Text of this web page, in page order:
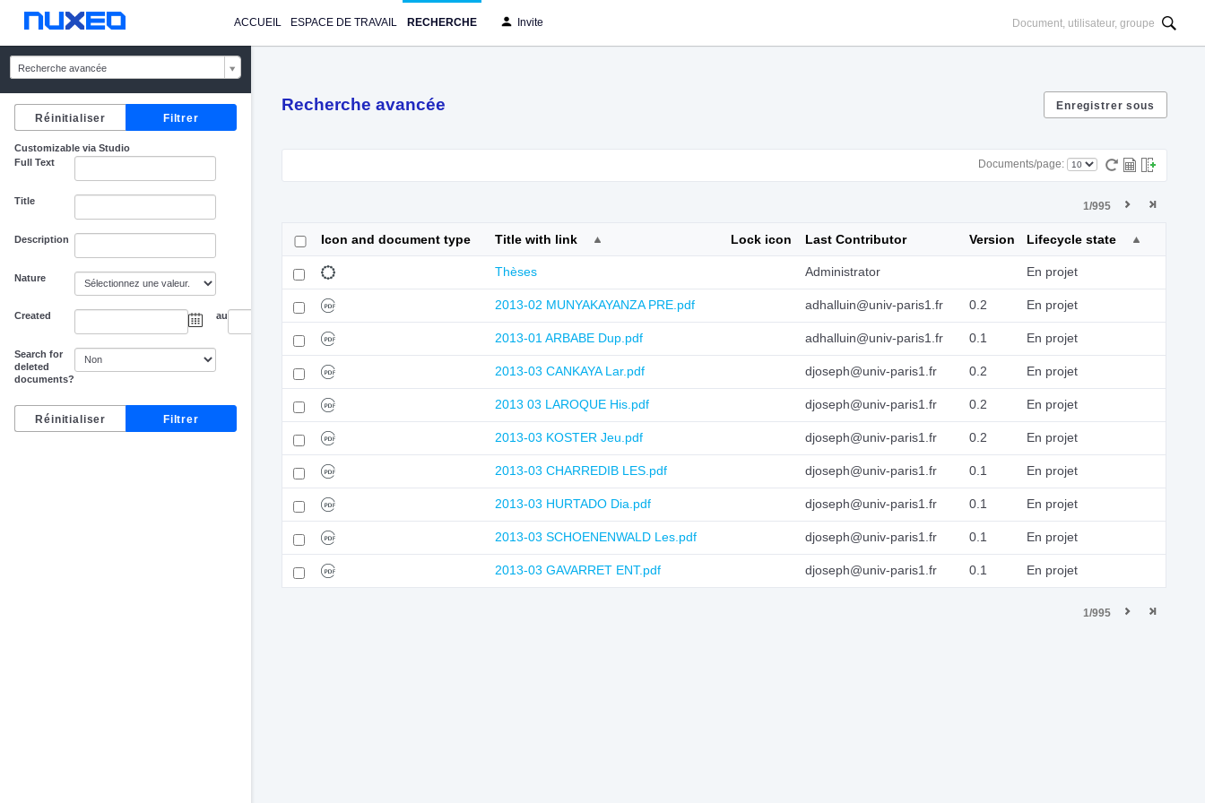
ACCUEIL ESPACE DE TRAVAIL RECHERCHE Invite
Recherche avancée
Customizable via Studio
Full Text
Title
Description
Nature
Created au
Search for
deleted
documents?
Recherche avancée
Documents/page:
1/995
Icon and document type Title with link Lock icon Last Contributor Version Lifecycle state
Thèses Administrator En projet
2013-02 MUNYAKAYANZA PRE.pdf adhalluin@univ-paris1.fr 0.2 En projet
2013-01 ARBABE Dup.pdf adhalluin@univ-paris1.fr 0.1 En projet
2013-03 CANKAYA Lar.pdf djoseph@univ-paris1.fr 0.2 En projet
2013 03 LAROQUE His.pdf djoseph@univ-paris1.fr 0.2 En projet
2013-03 KOSTER Jeu.pdf djoseph@univ-paris1.fr 0.2 En projet
2013-03 CHARREDIB LES.pdf djoseph@univ-paris1.fr 0.1 En projet
2013-03 HURTADO Dia.pdf djoseph@univ-paris1.fr 0.1 En projet
2013-03 SCHOENENWALD Les.pdf djoseph@univ-paris1.fr 0.1 En projet
2013-03 GAVARRET ENT.pdf djoseph@univ-paris1.fr 0.1 En projet
1/995